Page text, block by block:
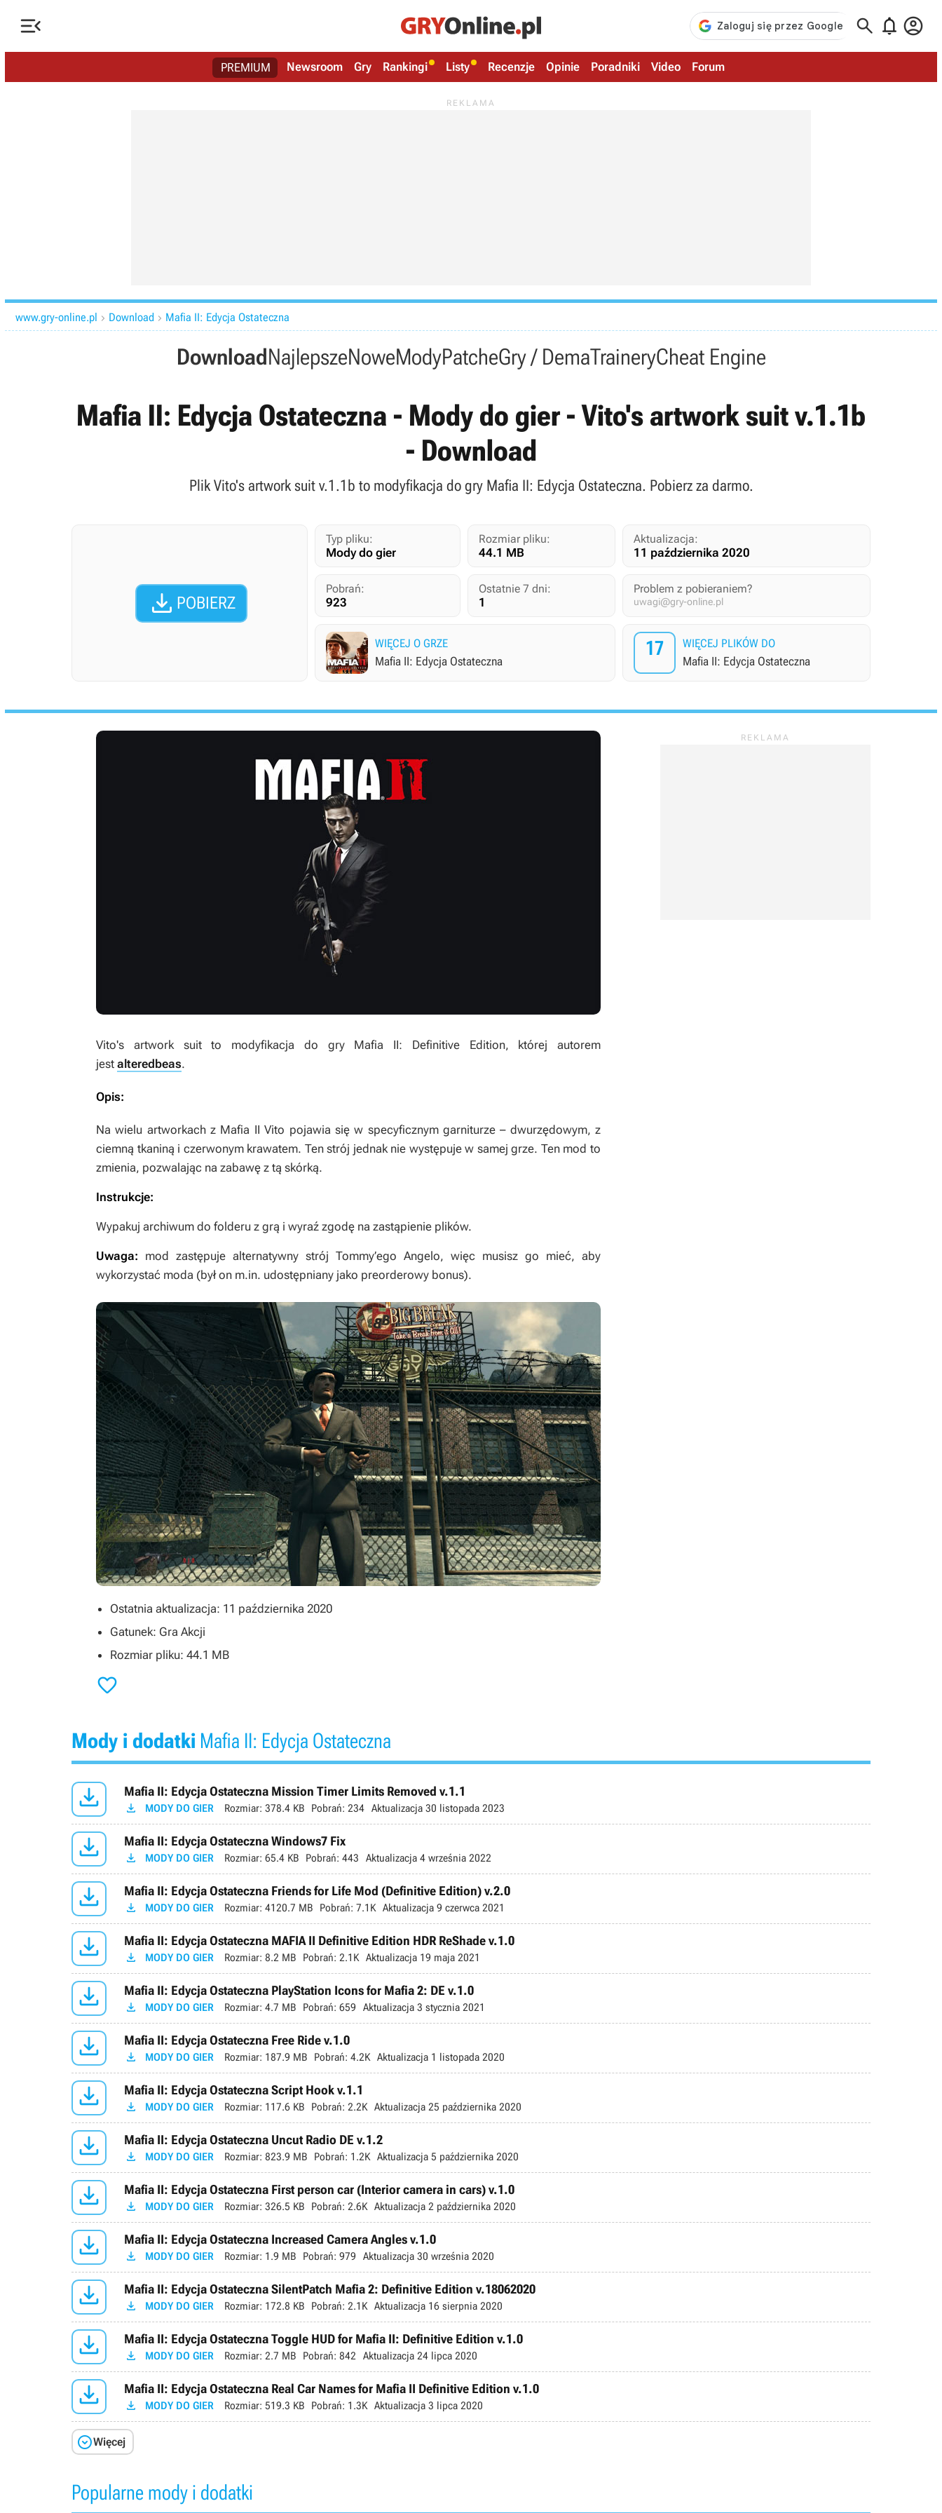
   
PREMIUM Newsroom Gry Rankingi Listy Recenzje Opinie Poradniki Video Forum
www.gry-online.pl  Download  Mafia II: Edycja Ostateczna
DownloadNajlepszeNoweModyPatcheGry / DemaTraineryCheat Engine
Mafia II: Edycja Ostateczna - Mody do gier - Vito's artwork suit v.1.1b
- Download
Plik Vito's artwork suit v.1.1b to modyfikacja do gry Mafia II: Edycja Ostateczna. Pobierz za darmo.
 POBIERZ
Typ pliku:
Mody do gier
Rozmiar pliku:
44.1 MB
Aktualizacja:
11 października 2020
Pobrań:
923
Ostatnie 7 dni:
1
Problem z pobieraniem?
uwagi@gry-online.pl
WIĘCEJ O GRZE
Mafia II: Edycja Ostateczna
17 WIĘCEJ PLIKÓW DO
Mafia II: Edycja Ostateczna
Vito's artwork suitto modyfikacja do gry Mafia II: Definitive Edition, której autorem
jest alteredbeas.
Opis:
Na wielu artworkach z Mafia II Vito pojawia się w specyficznym garniturze – dwurzędowym, z
ciemną tkaniną i czerwonym krawatem. Ten strój jednak nie występuje w samej grze. Ten mod to
zmienia, pozwalając na zabawę z tą skórką.
Instrukcje:
Wypakuj archiwum do folderu z grą i wyraź zgodę na zastąpienie plików.
Uwaga: mod zastępuje alternatywny strój Tommy’ego Angelo, więc musisz go mieć, aby
wykorzystać moda (był on m.in. udostępniany jako preorderowy bonus).
Ostatnia aktualizacja: 11 października 2020
Gatunek: Gra Akcji
Rozmiar pliku: 44.1 MB

Mody i dodatki Mafia II: Edycja Ostateczna
 Mafia II: Edycja Ostateczna Mission Timer Limits Removed v.1.1
 MODY DO GIER Rozmiar: 378.4 KB Pobrań: 234 Aktualizacja 30 listopada 2023
 Mafia II: Edycja Ostateczna Windows7 Fix
 MODY DO GIER Rozmiar: 65.4 KB Pobrań: 443 Aktualizacja 4 września 2022
 Mafia II: Edycja Ostateczna Friends for Life Mod (Definitive Edition) v.2.0
 MODY DO GIER Rozmiar: 4120.7 MB Pobrań: 7.1K Aktualizacja 9 czerwca 2021
 Mafia II: Edycja Ostateczna MAFIA II Definitive Edition HDR ReShade v.1.0
 MODY DO GIER Rozmiar: 8.2 MB Pobrań: 2.1K Aktualizacja 19 maja 2021
 Mafia II: Edycja Ostateczna PlayStation Icons for Mafia 2: DE v.1.0
 MODY DO GIER Rozmiar: 4.7 MB Pobrań: 659 Aktualizacja 3 stycznia 2021
 Mafia II: Edycja Ostateczna Free Ride v.1.0
 MODY DO GIER Rozmiar: 187.9 MB Pobrań: 4.2K Aktualizacja 1 listopada 2020
 Mafia II: Edycja Ostateczna Script Hook v.1.1
 MODY DO GIER Rozmiar: 117.6 KB Pobrań: 2.2K Aktualizacja 25 października 2020
 Mafia II: Edycja Ostateczna Uncut Radio DE v.1.2
 MODY DO GIER Rozmiar: 823.9 MB Pobrań: 1.2K Aktualizacja 5 października 2020
 Mafia II: Edycja Ostateczna First person car (Interior camera in cars) v.1.0
 MODY DO GIER Rozmiar: 326.5 KB Pobrań: 2.6K Aktualizacja 2 października 2020
 Mafia II: Edycja Ostateczna Increased Camera Angles v.1.0
 MODY DO GIER Rozmiar: 1.9 MB Pobrań: 979 Aktualizacja 30 września 2020
 Mafia II: Edycja Ostateczna SilentPatch Mafia 2: Definitive Edition v.18062020
 MODY DO GIER Rozmiar: 172.8 KB Pobrań: 2.1K Aktualizacja 16 sierpnia 2020
 Mafia II: Edycja Ostateczna Toggle HUD for Mafia II: Definitive Edition v.1.0
 MODY DO GIER Rozmiar: 2.7 MB Pobrań: 842 Aktualizacja 24 lipca 2020
 Mafia II: Edycja Ostateczna Real Car Names for Mafia II Definitive Edition v.1.0
 MODY DO GIER Rozmiar: 519.3 KB Pobrań: 1.3K Aktualizacja 3 lipca 2020
Więcej
Popularne mody i dodatki